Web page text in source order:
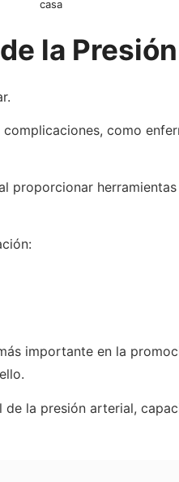
casa
la
como
proporcionar
importante en la
la presión arterial,